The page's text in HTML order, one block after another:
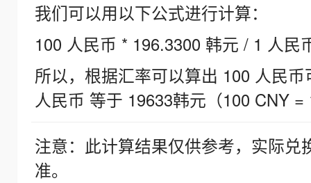
我们可以用以下公式进行计算：
100 人民币 * 196.3300 韩元 / 1 人民
所以，根据汇率可以算出 100 人民
人民币 等于 19633韩元（100 CNY =
注意：此计算结果仅供参考，实际
准。